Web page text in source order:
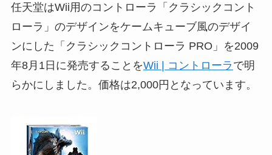
任天堂はWii用のコントローラ「クラシックコント
ローラ」のデザインをケームキューブ風のデザイ
ンにした「クラシックコントローラ PRO」を2009
年8月1日に発売することをWii | コントローラ で明
らかにしました。価格は2,000円となっています。